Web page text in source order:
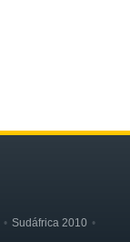
Sudáfrica 2010